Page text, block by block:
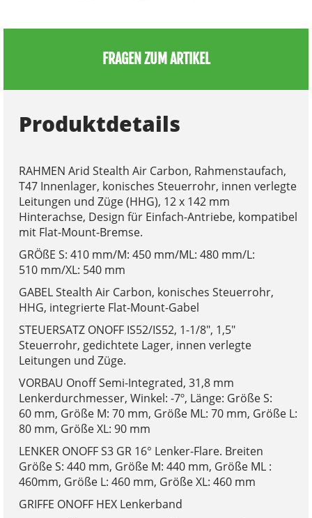
FRAGEN ZUM ARTIKEL
Produktdetails
RAHMEN Arid Stealth Air Carbon, Rahmenstaufach,
T47 Innenlager, konisches Steuerrohr, innen verlegte
Leitungen und Züge (HHG), 12 x 142 mm
Hinterachse, Design für Einfach-Antriebe, kompatibel
mit Flat-Mount-Bremse.
GRÖßE S: 410 mm/M: 450 mm/ML: 480 mm/L:
510 mm/XL: 540 mm
GABEL Stealth Air Carbon, konisches Steuerrohr,
HHG, integrierte Flat-Mount-Gabel
STEUERSATZ ONOFF IS52/IS52, 1-1/8", 1,5"
Steuerrohr, gedichtete Lager, innen verlegte
Leitungen und Züge.
VORBAU Onoff Semi-Integrated, 31,8 mm
Lenkerdurchmesser, Winkel: -7º, Länge: Größe S:
60 mm, Größe M: 70 mm, Größe ML: 70 mm, Größe L:
80 mm, Größe XL: 90 mm
LENKER ONOFF S3 GR 16° Lenker-Flare. Breiten
Größe S: 440 mm, Größe M: 440 mm, Größe ML :
460mm, Größe L: 460 mm, Größe XL: 460 mm
GRIFFE ONOFF HEX Lenkerband